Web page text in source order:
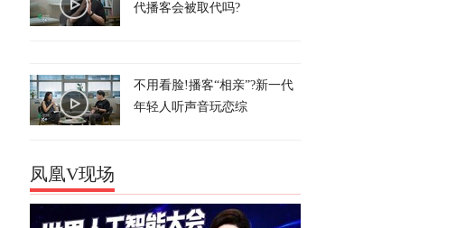
代播客会被取代吗?
不用看脸!播客“相亲”?新一代
年轻人听声音玩恋综
凤凰V现场